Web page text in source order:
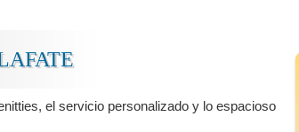
el servicio personalizado y lo espacioso